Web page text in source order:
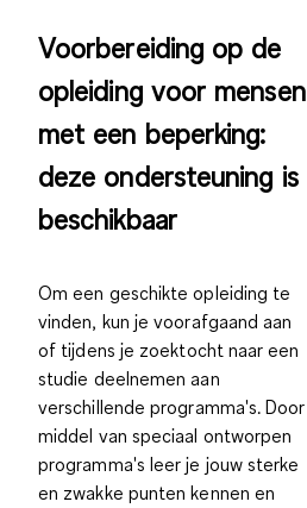
Voorbereiding op de
opleiding voor mensen
met een beperking:
deze ondersteuning is
beschikbaar
Om een geschikte opleiding te
vinden, kun je voorafgaand aan
of tijdens je zoektocht naar een
studie deelnemen aan
verschillende programma's. Door
middel van speciaal ontworpen
programma's leer je jouw sterke
en zwakke punten kennen en